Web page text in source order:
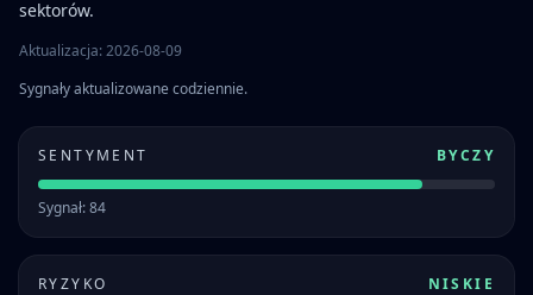
sektorów.
Aktualizacja: 2026-08-09
Sygnały aktualizowane codziennie.
SENTYMENT BYCZY
Sygnał: 84
RYZYKO NISKIE